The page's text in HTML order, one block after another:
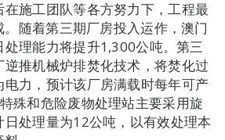
施工团队等各方努力下，工程最
随着第三期厂房投入运作，澳门
理能力将提升1,300公吨。第三
推机械炉排焚化技术，将焚化过
力，预计该厂房满载时每年可产
殊和危险废物处理站主要采用旋
处理量为12公吨，以有效处理本